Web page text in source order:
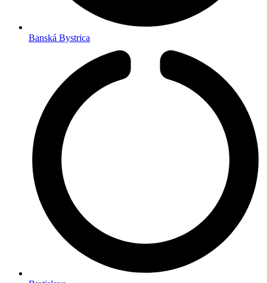
Banská Bystrica